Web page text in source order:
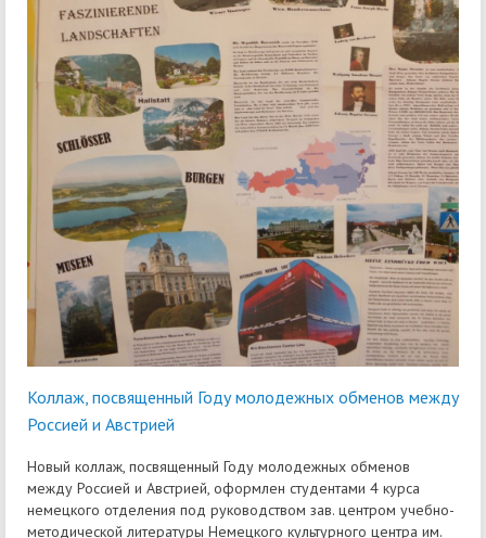
Коллаж, посвященный Году молодежных обменов между
Россией и Австрией
Новый коллаж, посвященный Году молодежных обменов
между Россией и Австрией, оформлен студентами 4 курса
немецкого отделения под руководством зав. центром учебно-
методической литературы Немецкого культурного центра им.